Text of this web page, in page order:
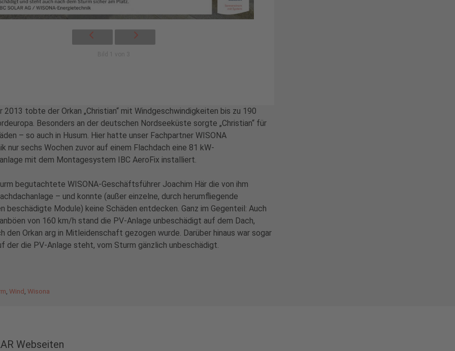
2013 tobte der Orkan „Christian“ mit Windgeschwindigkeiten bis zu 190
Besonders an der deutschen Nordseeküste sorgte „Christian“ für
– so auch in Husum. Hier hatte unser Fachpartner WISONA
nur sechs Wochen zuvor auf einem Flachdach eine 81 kW-
mit dem Montagesystem IBC AeroFix installiert.
begutachtete WISONA-Geschäftsführer Joachim Här die von ihm
– und konnte (außer einzelne, durch herumfliegende
beschädigte Module) keine Schäden entdecken. Ganz im Gegenteil: Auch
von 160 km/h stand die PV-Anlage unbeschädigt auf dem Dach,
den Orkan arg in Mitleidenschaft gezogen wurde. Darüber hinaus war sogar
der die PV-Anlage steht, vom Sturm gänzlich unbeschädigt.
,Wind ,Wisona
Webseiten